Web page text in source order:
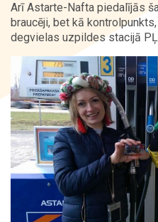
Vairumtirdzniecība
Kontakti
Arī Astarte-Nafta piedalījās
braucēji, bet kā
degvielas uzpildes stacijā